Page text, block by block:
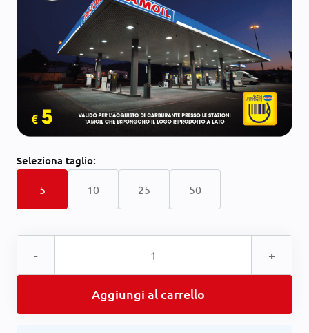
Seleziona taglio:
5 10 25 50
- +
Aggiungi al carrello